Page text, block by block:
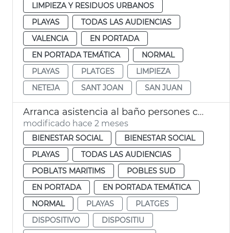
LIMPIEZA Y RESIDUOS URBANOS
PLAYAS
TODAS LAS AUDIENCIAS
VALENCIA
EN PORTADA
EN PORTADA TEMÁTICA
NORMAL
PLAYAS
PLATGES
LIMPIEZA
NETEJA
SANT JOAN SAN JUAN
Arranca asistencia al baño persones con discapacitado playas València
modificado hace 2 meses
BIENESTAR SOCIAL
BIENESTAR SOCIAL
PLAYAS
TODAS LAS AUDIENCIAS
POBLATS MARITIMS
POBLES SUD
EN PORTADA
EN PORTADA TEMÁTICA
NORMAL
PLAYAS
PLATGES
DISPOSITIVO
DISPOSITIU